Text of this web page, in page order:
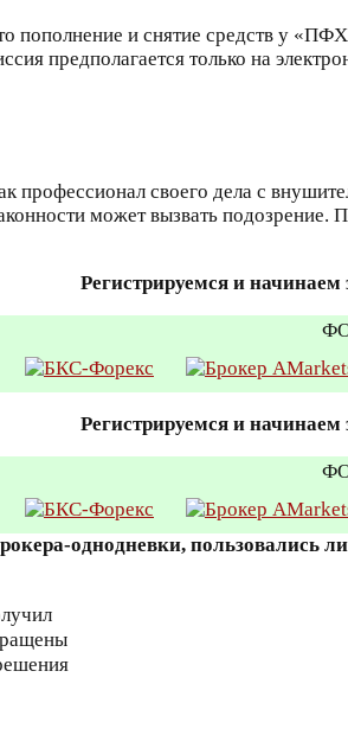
пополнение и снятие средств у
предполагается только на
профессионал своего дела с
может вызвать
Регистрируемся и
Регистрируемся и
однодневки, пользовались